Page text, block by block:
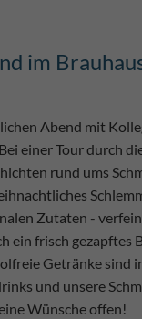
im
Abend mit
einer Tour durch
rund ums
Zutaten -
ein frisch gezapftes
Getränke sind
und unsere
Wünsche offen!